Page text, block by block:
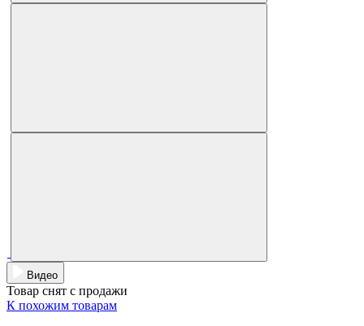
Видео
Товар снят с продажи
К похожим товарам